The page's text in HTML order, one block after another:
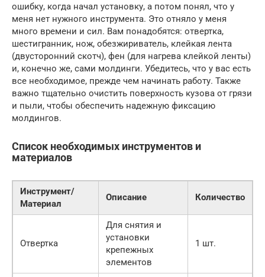
ошибку, когда начал установку, а потом понял, что у
меня нет нужного инструмента. Это отняло у меня
много времени и сил. Вам понадобятся: отвертка,
шестигранник, нож, обезжириватель, клейкая лента
(двусторонний скотч), фен (для нагрева клейкой ленты)
и, конечно же, сами молдинги. Убедитесь, что у вас есть
все необходимое, прежде чем начинать работу. Также
важно тщательно очистить поверхность кузова от грязи
и пыли, чтобы обеспечить надежную фиксацию
молдингов.
Список необходимых инструментов и
материалов
Инструмент/
Материал
Описание Количество
Отвертка
Для снятия и
установки
крепежных
элементов
1 шт.